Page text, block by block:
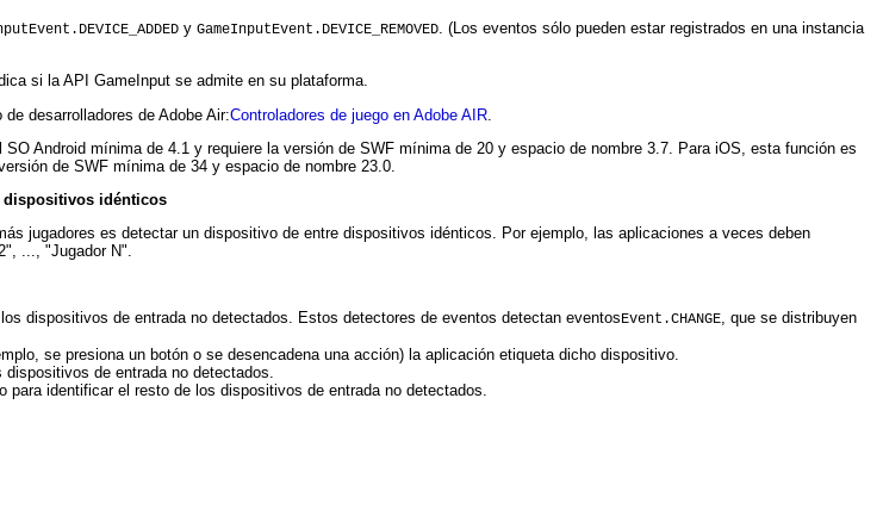
y GameInputEvent.DEVICE_REMOVED. (Los eventos sólo pueden estar registrados en una instancia
si la API GameInput se admite en su plataforma.
desarrolladores de Adobe Air:Controladores de juego en Adobe AIR.
Android mínima de 4.1 y requiere la versión de SWF mínima de 20 y espacio de nombre 3.7. Para iOS, esta función es
de SWF mínima de 34 y espacio de nombre 23.0.
dispositivos idénticos
jugadores es detectar un dispositivo de entre dispositivos idénticos. Por ejemplo, las aplicaciones a veces deben
..., "Jugador N".
dispositivos de entrada no detectados. Estos detectores de eventos detectan eventosEvent.CHANGE, que se distribuyen
se presiona un botón o se desencadena una acción) la aplicación etiqueta dicho dispositivo.
de entrada no detectados.
identificar el resto de los dispositivos de entrada no detectados.